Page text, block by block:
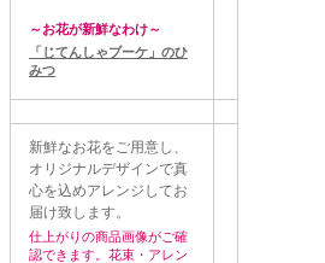
～お花が新鮮なわけ～
「じてんしゃブーケ」のひ
みつ
新鮮なお花をご用意し、
オリジナルデザインで真
心を込めアレンジしてお
届け致します。
仕上がりの商品画像がご確
認できます。花束・アレン